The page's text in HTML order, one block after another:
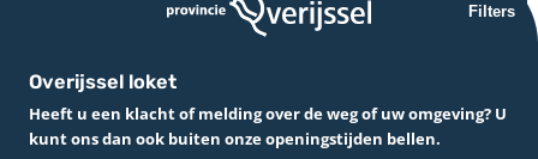
Filters
Overijssel loket
Heeft u een klacht of melding over de weg of uw omgeving? U
kunt ons dan ook buiten onze openingstijden bellen.